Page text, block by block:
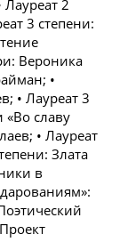
2
3 степени:
Вероника
•
• Лауреат 3
славу
• Лауреат
Злата
в